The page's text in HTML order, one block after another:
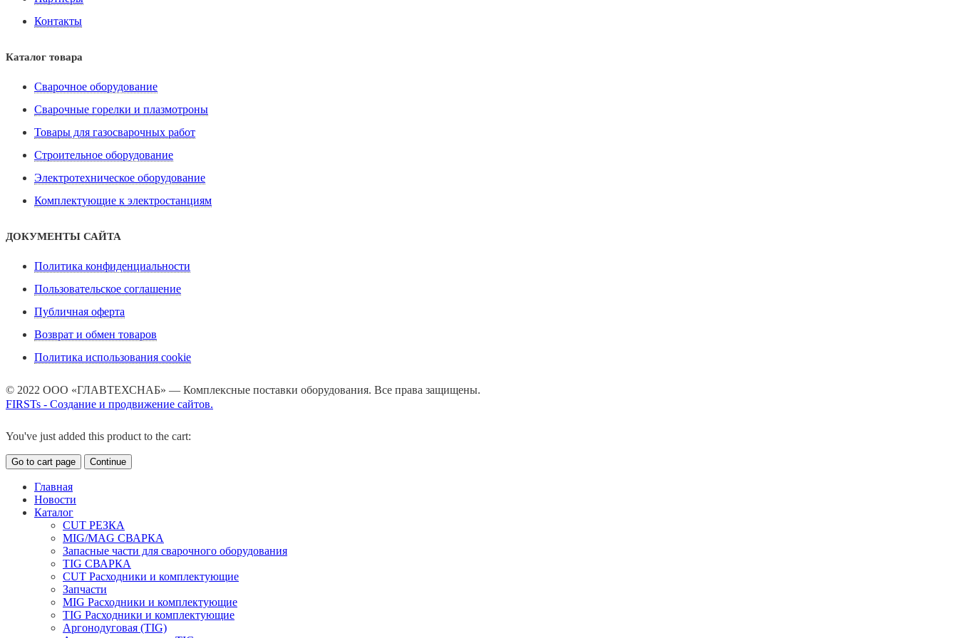
Контакты
Каталог товара
Сварочное оборудование
Сварочные горелки и плазмотроны
Товары для газосварочных работ
Строительное оборудование
Электротехническое оборудование
Комплектующие к электростанциям
ДОКУМЕНТЫ САЙТА
Политика конфиденциальности
Пользовательское соглашение
Публичная оферта
Возврат и обмен товаров
Политика использования cookie
© 2022 ООО «ГЛАВТЕХСНАБ» — Комплексные поставки оборудования. Все права защищены.
FIRSTs - Создание и продвижение сайтов.
You've just added this product to the cart:
Go to cart page Continue
Главная
Новости
Каталог
CUT РЕЗКА
MIG/MAG СВАРКА
Запасные части для сварочного оборудования
TIG СВАРКА
CUT Расходники и комплектующие
Запчасти
MIG Расходники и комплектующие
TIG Расходники и комплектующие
Аргонодуговая (TIG)